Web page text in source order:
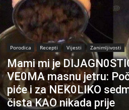
Porodica Recepti Vijesti Zanimljivosti
Mami mi je
VE0MA masnu jetru:
piće i za NEK0LIKO
čista KAO nikada prije